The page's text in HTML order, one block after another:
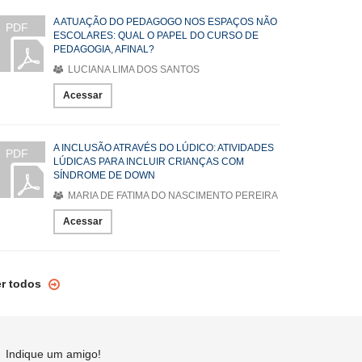
PDF
A ATUAÇÃO DO PEDAGOGO NOS ESPAÇOS NÃO
ESCOLARES: QUAL O PAPEL DO CURSO DE
PEDAGOGIA, AFINAL?
LUCIANA LIMA DOS SANTOS
Acessar
PDF
A INCLUSÃO ATRAVÉS DO LÚDICO: ATIVIDADES
LÚDICAS PARA INCLUIR CRIANÇAS COM
SÍNDROME DE DOWN
MARIA DE FATIMA DO NASCIMENTO PEREIRA
Acessar
todos
Indique um amigo!